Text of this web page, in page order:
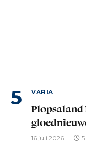
VARIA
Plopsaland
16 juli 2026